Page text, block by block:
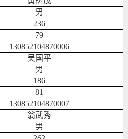
男
236
79
130852104870006
吴国平
男
186
81
130852104870007
翁武秀
男